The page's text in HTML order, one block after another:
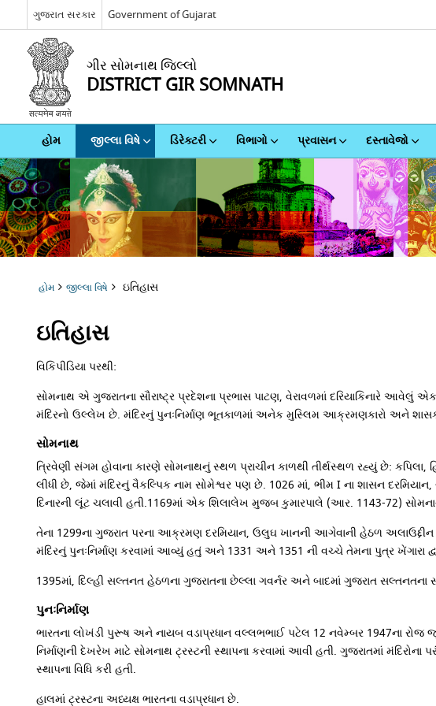
ગુજરાત સરકાર Government of Gujarat
ગીર સોમનાથ જિલ્લો
DISTRICT GIR SOMNATH
હોમ જીલ્લા વિષે ડિરેક્ટરી વિભાગો પ્રવાસન દસ્તાવેજો
હોમ જીલ્લા વિષે ઇતિહાસ
ઇતિહાસ
વિકિપીડિયા પરથી:
સોમનાથ એ ગુજરાતના સૌરાષ્ટ્ર પ્રદેશના પ્રભાસ પાટણ, વેરાવળમાં દરિયાકિનારે આવેલું
મંદિરનો ઉલ્લેખ છે. મંદિરનું પુનઃનિર્માણ ભૂતકાળમાં અનેક મુસ્લિમ આક્રમણકારો અને
સોમનાથ
ત્રિવેણી સંગમ હોવાના કારણે સોમનાથનું સ્થળ પ્રાચીન કાળથી તીર્થસ્થળ રહ્યું છે:
લીધી છે, જેમાં મંદિરનું વૈકલ્પિક નામ સોમેશ્વર પણ છે. 1026 માં, ભીમ I ના શાસન
દિનારની લૂંટ ચલાવી હતી.1169માં એક શિલાલેખ મુજબ કુમારપાલે (આર. 1143-72)
તેના 1299ના ગુજરાત પરના આક્રમણ દરમિયાન, ઉલુઘ ખાનની આગેવાની હેઠળ અલાઉદ્દીન
મંદિરનું પુનઃનિર્માણ કરવામાં આવ્યું હતું અને 1331 અને 1351 ની વચ્ચે તેમના પુત્ર ખેંગારા
1395માં, દિલ્હી સલ્તનત હેઠળના ગુજરાતના છેલ્લા ગવર્નર અને બાદમાં ગુજરાત સલ્તનતના
પુનઃનિર્માણ
ભારતના લોખંડી પુરૂષ અને નાયબ વડાપ્રધાન વલ્લભભાઈ પટેલ 12 નવેમ્બર 1947ના
નિર્માણની દેખરેખ માટે સોમનાથ ટ્રસ્ટની સ્થાપના કરવામાં આવી હતી. ગુજરાતમાં મંદિરોના
સ્થાપના વિધિ કરી હતી.
હાલમાં ટ્રસ્ટના અધ્યક્ષ ભારતના વડાપ્રધાન છે.